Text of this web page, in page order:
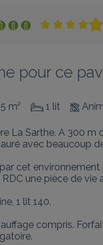
pour ce
m² 1 lit
La Sarthe. A 300
avec beaucoup
cet environnement
une pièce de
1 lit 140.
compris.